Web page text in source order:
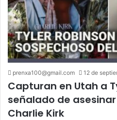
prenxa100@gmail.com 12 de
Capturan en Utah a
señalado de
Charlie Kirk